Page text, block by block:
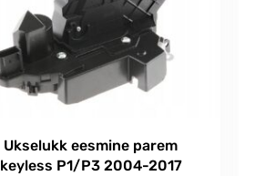
Ukselukk eesmine parem
keyless P1/P3 2004-2017